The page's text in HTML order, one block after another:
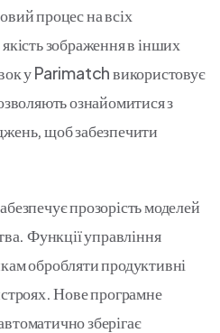
процес на всіх
зображення в інших
у Parimatch використовує
ознайомитися з
щоб забезпечити
прозорість моделей
Функції управління
обробляти продуктивні
Нове програмне
зберігає